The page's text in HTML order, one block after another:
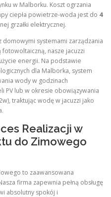
w Malborku. Koszt ogrzania
ciepła powietrze-woda jest do 4
grzałki elektrycznej.
domowymi systemami zarządzania
fotowoltaiczną, nasze jacuzzi
energii. Na podstawie
dla Malborka, system
wody w godzinach
PV lub w okresie obowiązywania
traktując wodę w jacuzzi jako
Realizacji w
do Zimowego
to zaawansowana
firma zapewnia pełną obsługę
absolutny spokój i